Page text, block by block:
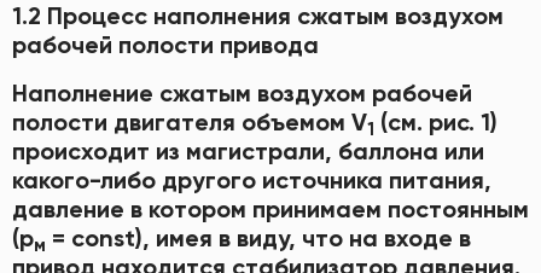
1.2 Процесс наполнения сжатым воздухом
рабочей полости привода
Наполнение сжатым воздухом рабочей
полости двигателя объемом V1 (см. рис. 1)
происходит из магистрали, баллона или
какого-либо другого источника питания,
давление в котором принимаем постоянным
(рм = const), имея в виду, что на входе в